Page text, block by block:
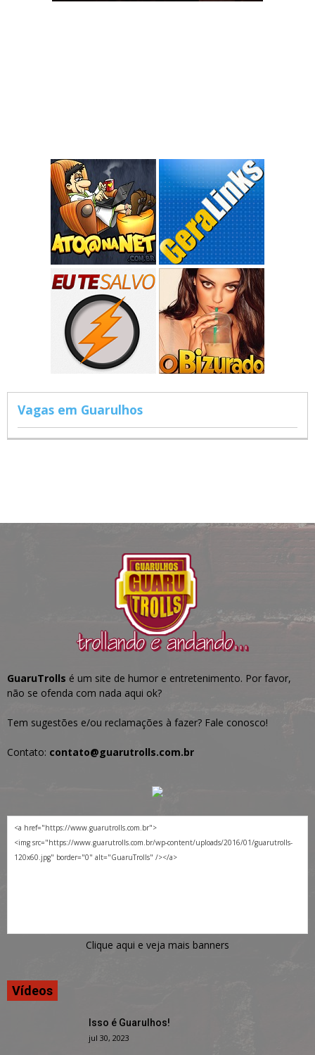
Vagas em Guarulhos
GuaruTrolls é um site de humor e entretenimento. Por favor,
não se ofenda com nada aqui ok?
Tem sugestões e/ou reclamações à fazer? Fale conosco!
Contato: contato@guarutrolls.com.br
Clique aqui e veja mais banners
Vídeos
Isso é Guarulhos!
jul 30, 2023